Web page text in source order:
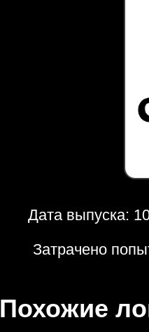
Дата выпуска:
Затрачено
Похожие